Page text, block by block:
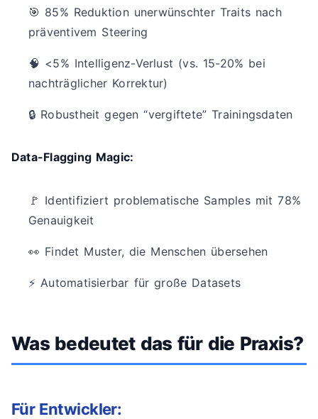
🎯 85% Reduktion unerwünschter Traits nach
präventivem Steering
🧠 <5% Intelligenz-Verlust (vs. 15-20% bei
nachträglicher Korrektur)
🔒 Robustheit gegen “vergiftete” Trainingsdaten
Data-Flagging Magic:
🚩 Identifiziert problematische Samples mit 78%
Genauigkeit
👀 Findet Muster, die Menschen übersehen
⚡ Automatisierbar für große Datasets
Was bedeutet das für die Praxis?
Für Entwickler: